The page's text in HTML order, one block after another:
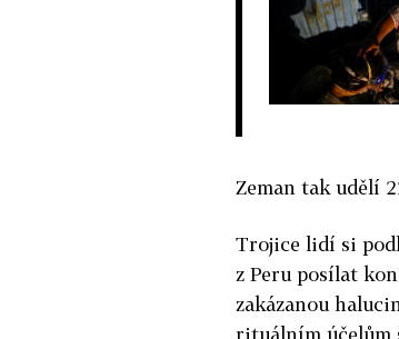
Zeman tak udělí
Trojice lidí si
z Peru posílat
zakázanou
rituálním účelům